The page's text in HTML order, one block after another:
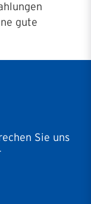
gute
Sie uns